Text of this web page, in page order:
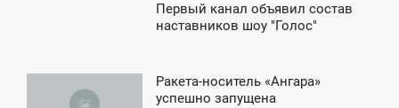
Первый канал объявил состав
наставников шоу "Голос"
Ракета-носитель «Ангара»
успешно запущена